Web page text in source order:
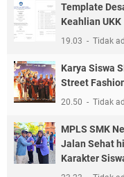
Template
Keahlian UKK
19.03 Tidak
Karya Siswa
Street
20.50 Tidak
MPLS SMK
Jalan Sehat
Karakter